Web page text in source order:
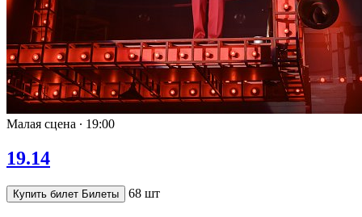
Малая сцена ∙ 19:00
19.14
Купить билет Билеты 68 шт